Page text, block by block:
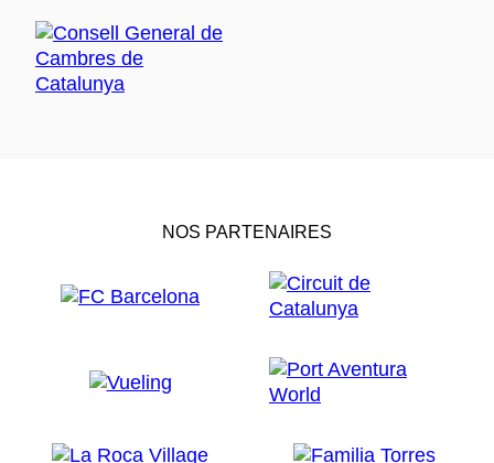
NOS PARTENAIRES